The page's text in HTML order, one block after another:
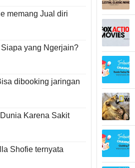
memang Jual diri
yang Ngerjain?
dibooking jaringan
Karena Sakit
Shofie ternyata